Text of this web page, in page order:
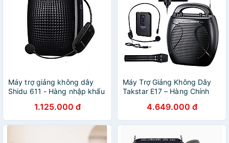
Máy trợ giảng không dây
Shidu 611 - Hàng nhập khẩu
1.125.000 đ
Máy Trợ Giảng Không Dây
Takstar E17 – Hàng Chính
4.649.000 đ